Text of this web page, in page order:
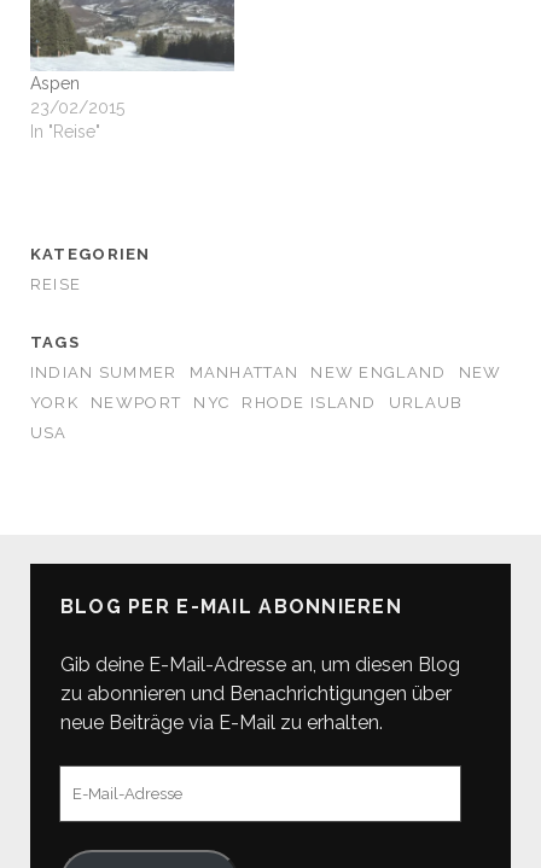
Aspen
23/02/2015
In "Reise"
KATEGORIEN
REISE
TAGS
INDIAN SUMMER
MANHATTAN NEW ENGLAND
NEW
YORK
NEWPORT NYC RHODE ISLAND
URLAUB
USA
BLOG PER E-MAIL ABONNIEREN
Gib deine E-Mail-Adresse an, um diesen Blog
zu abonnieren und Benachrichtigungen über
neue Beiträge via E-Mail zu erhalten.